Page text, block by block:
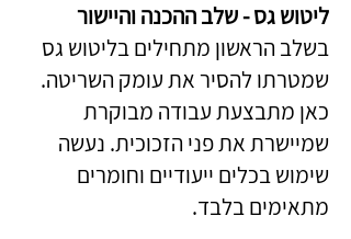
ליטוש גס - שלב ההכנה והיישור
בשלב הראשון מתחילים בליטוש גס
שמטרתו להסיר את עומק השריטה.
כאן מתבצעת עבודה מבוקרת
שמיישרת את פני הזכוכית. נעשה
שימוש בכלים ייעודיים וחומרים
מתאימים בלבד.